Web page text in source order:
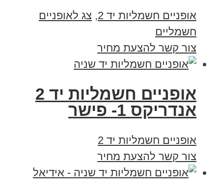
אופניים חשמליות יד 2 , צג לאופניים
חשמליים
צור קשר להצעת מחיר
אופניים חשמליות יד 2
אנדריקס 1- פישר
אופניים חשמליות יד 2
צור קשר להצעת מחיר